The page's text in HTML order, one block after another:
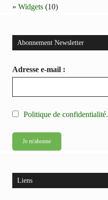
Widgets (10)
Abonnement Newsletter
Adresse e-mail :
Politique de confidentialité.
Liens